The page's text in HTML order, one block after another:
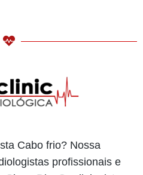
Cabo frio? Nossa
profissionais e